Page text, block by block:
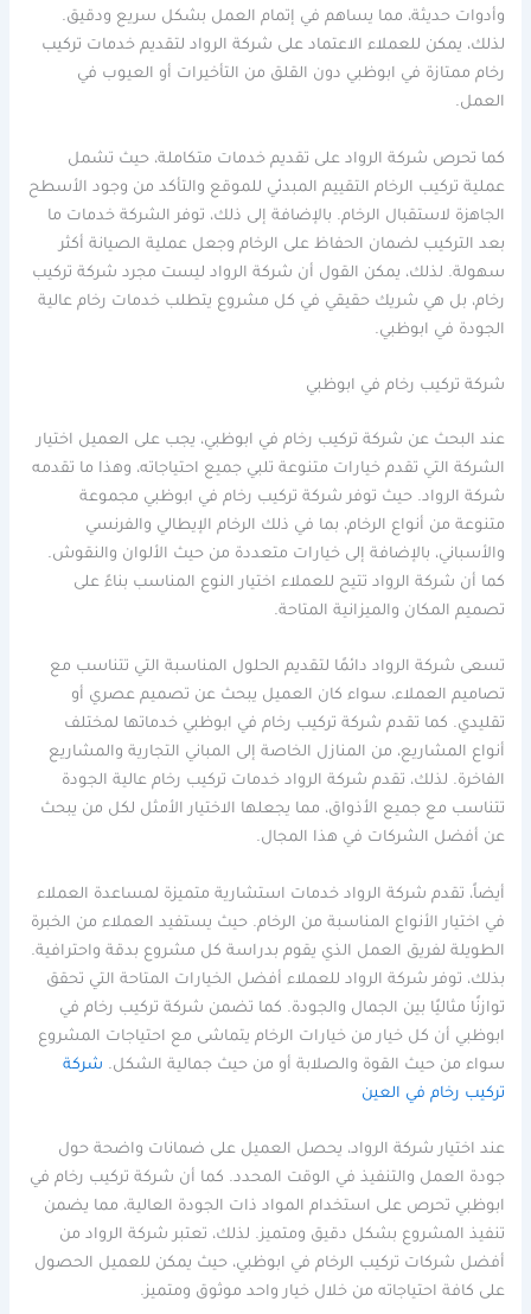
وأدوات حديثة، مما يساهم في إتمام العمل بشكل سريع ودقيق.
لذلك، يمكن للعملاء الاعتماد على شركة الرواد لتقديم خدمات تركيب
رخام ممتازة في ابوظبي دون القلق من التأخيرات أو العيوب في
العمل.
كما تحرص شركة الرواد على تقديم خدمات متكاملة، حيث تشمل
عملية تركيب الرخام التقييم المبدئي للموقع والتأكد من وجود الأسطح
الجاهزة لاستقبال الرخام. بالإضافة إلى ذلك، توفر الشركة خدمات ما
بعد التركيب لضمان الحفاظ على الرخام وجعل عملية الصيانة أكثر
سهولة. لذلك، يمكن القول أن شركة الرواد ليست مجرد شركة تركيب
رخام، بل هي شريك حقيقي في كل مشروع يتطلب خدمات رخام عالية
الجودة في ابوظبي.
شركة تركيب رخام في ابوظبي
عند البحث عن شركة تركيب رخام في ابوظبي، يجب على العميل اختيار
الشركة التي تقدم خيارات متنوعة تلبي جميع احتياجاته، وهذا ما تقدمه
شركة الرواد. حيث توفر شركة تركيب رخام في ابوظبي مجموعة
متنوعة من أنواع الرخام، بما في ذلك الرخام الإيطالي والفرنسي
والأسباني، بالإضافة إلى خيارات متعددة من حيث الألوان والنقوش.
كما أن شركة الرواد تتيح للعملاء اختيار النوع المناسب بناءً على
تصميم المكان والميزانية المتاحة.
تسعى شركة الرواد دائمًا لتقديم الحلول المناسبة التي تتناسب مع
تصاميم العملاء، سواء كان العميل يبحث عن تصميم عصري أو
تقليدي. كما تقدم شركة تركيب رخام في ابوظبي خدماتها لمختلف
أنواع المشاريع، من المنازل الخاصة إلى المباني التجارية والمشاريع
الفاخرة. لذلك، تقدم شركة الرواد خدمات تركيب رخام عالية الجودة
تتناسب مع جميع الأذواق، مما يجعلها الاختيار الأمثل لكل من يبحث
عن أفضل الشركات في هذا المجال.
أيضاً، تقدم شركة الرواد خدمات استشارية متميزة لمساعدة العملاء
في اختيار الأنواع المناسبة من الرخام. حيث يستفيد العملاء من الخبرة
الطويلة لفريق العمل الذي يقوم بدراسة كل مشروع بدقة واحترافية.
بذلك، توفر شركة الرواد للعملاء أفضل الخيارات المتاحة التي تحقق
توازنًا مثاليًا بين الجمال والجودة. كما تضمن شركة تركيب رخام في
ابوظبي أن كل خيار من خيارات الرخام يتماشى مع احتياجات المشروع
سواء من حيث القوة والصلابة أو من حيث جمالية الشكل. شركة
تركيب رخام في العين
عند اختيار شركة الرواد، يحصل العميل على ضمانات واضحة حول
جودة العمل والتنفيذ في الوقت المحدد. كما أن شركة تركيب رخام في
ابوظبي تحرص على استخدام المواد ذات الجودة العالية، مما يضمن
تنفيذ المشروع بشكل دقيق ومتميز. لذلك، تعتبر شركة الرواد من
أفضل شركات تركيب الرخام في ابوظبي، حيث يمكن للعميل الحصول
على كافة احتياجاته من خلال خيار واحد موثوق ومتميز.